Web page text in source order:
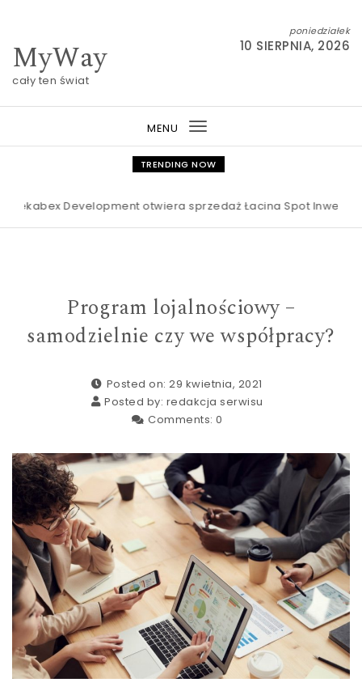
MyWay
cały ten świat
poniedziałek
10 SIERPNIA, 2026
MENU
Toggle
navigation
TRENDING NOW
Development otwiera sprzedaż Łacina Spot Inwestorzy
Program lojalnościowy –
samodzielnie czy we współpracy?
Posted on: 29 kwietnia, 2021
Posted by: redakcja serwisu
Comments: 0